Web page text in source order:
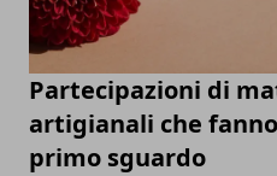
Partecipazioni di
artigianali che
primo sguardo